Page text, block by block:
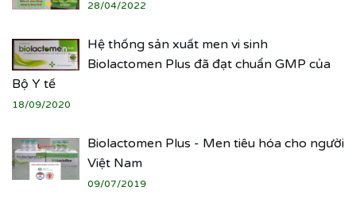
28/04/2022
Hệ thống sản xuất men vi sinh
Biolactomen Plus đã đạt chuẩn GMP của
Bộ Y tế
18/09/2020
Biolactomen Plus - Men tiêu hóa cho người
Việt Nam
09/07/2019